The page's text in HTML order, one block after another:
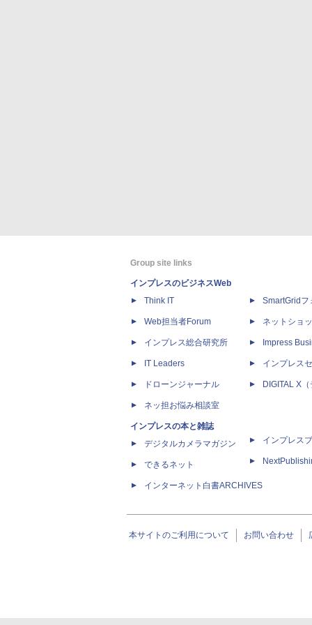
Group site links
インプレスのビジネスWeb
Think IT
Web担当者Forum
インプレス総合研究所
IT Leaders
ドローンジャーナル
ネッ担お悩み相談室
インプレスの本と雑誌
デジタルカメラマガジン
できるネット
インターネット白書ARCHIVES
SmartGridフ
ネットショ
Impress
インプレス
DIGITAL X（
インプレス
本サイトのご利用について お問い合わせ